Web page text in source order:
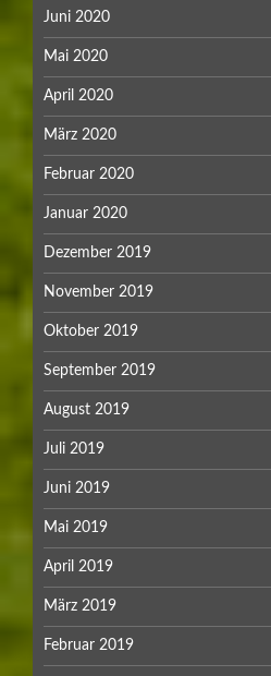
Juni 2020
Mai 2020
April 2020
März 2020
Februar 2020
Januar 2020
Dezember 2019
November 2019
Oktober 2019
September 2019
August 2019
Juli 2019
Juni 2019
Mai 2019
April 2019
März 2019
Februar 2019